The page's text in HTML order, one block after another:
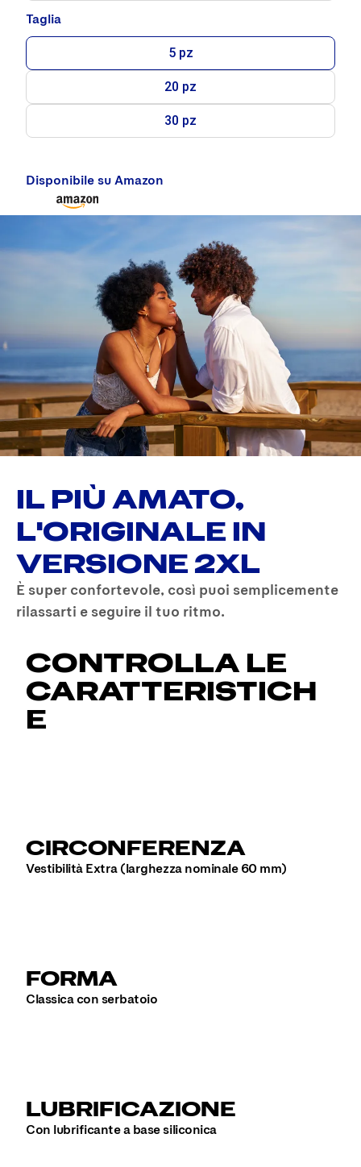
Taglia
5 pz
20 pz
30 pz
Disponibile su Amazon
IL PIÙ AMATO,
L'ORIGINALE IN
VERSIONE 2XL
È super confortevole, così puoi semplicemente
rilassarti e seguire il tuo ritmo.
CONTROLLA LE
CARATTERISTICH
E
CIRCONFERENZA
Vestibilità Extra (larghezza nominale 60 mm)
FORMA
Classica con serbatoio
LUBRIFICAZIONE
Con lubrificante a base siliconica